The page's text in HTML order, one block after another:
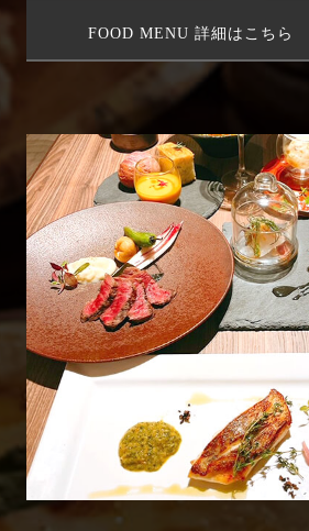
FOOD MENU 詳細はこちら